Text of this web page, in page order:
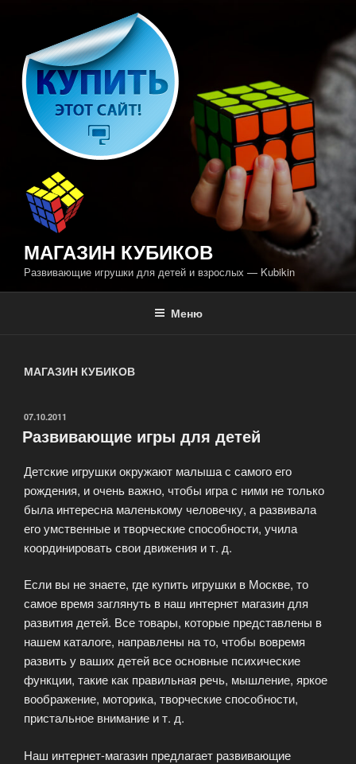
содержимому
МАГАЗИН КУБИКОВ
Развивающие игрушки для детей и взрослых — Kubikin
Меню
МАГАЗИН КУБИКОВ
ОПУБЛИКОВАНО
07.10.2011
Развивающие игры для детей
Детские игрушки окружают малыша с самого его
рождения, и очень важно, чтобы игра с ними не только
была интересна маленькому человечку, а развивала
его умственные и творческие способности, учила
координировать свои движения и т. д.
Если вы не знаете, где купить игрушки в Москве, то
самое время заглянуть в наш интернет магазин для
развития детей. Все товары, которые представлены в
нашем каталоге, направлены на то, чтобы вовремя
развить у ваших детей все основные психические
функции, такие как правильная речь, мышление, яркое
воображение, моторика, творческие способности,
пристальное внимание и т. д.
Наш интернет-магазин предлагает развивающие